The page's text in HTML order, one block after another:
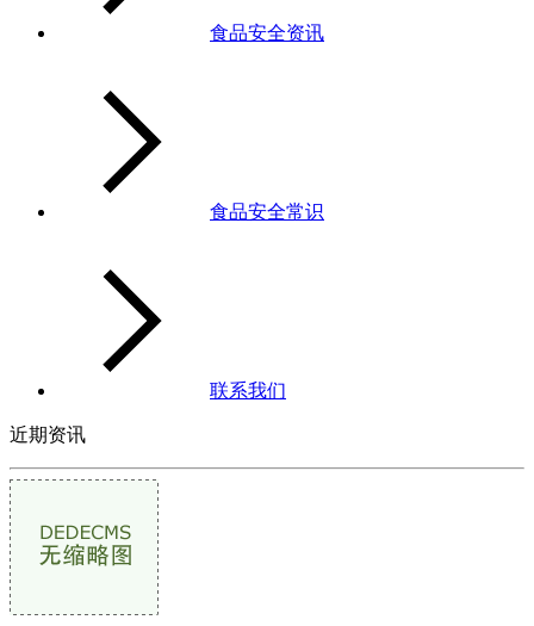
食品安全资讯
食品安全常识
联系我们
近期资讯